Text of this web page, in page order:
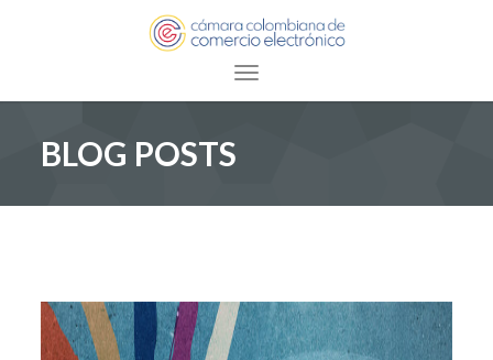
Toggle navigation
BLOG POSTS